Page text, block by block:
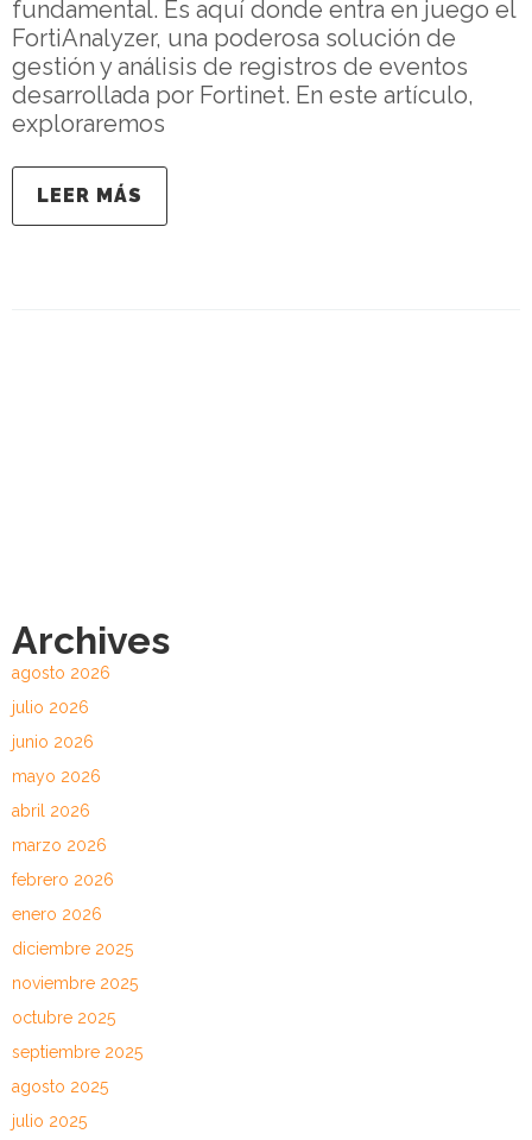
fundamental. Es aquí donde entra en juego el
FortiAnalyzer, una poderosa solución de
gestión y análisis de registros de eventos
desarrollada por Fortinet. En este artículo,
exploraremos
LEER MÁS
Archives
agosto 2026
julio 2026
junio 2026
mayo 2026
abril 2026
marzo 2026
febrero 2026
enero 2026
diciembre 2025
noviembre 2025
octubre 2025
septiembre 2025
agosto 2025
julio 2025